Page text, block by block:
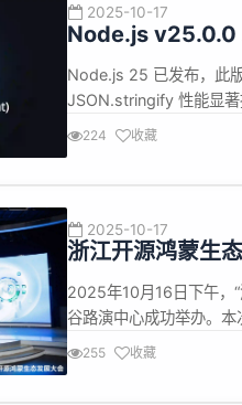
2025-10-17
Node.js v25.0.0
Node.js 25 已发布，此
JSON.stringify 性能显
WebAssembly 和 JIT
224 收藏
2025-10-17
浙江开源鸿蒙生
2025年10月16日下午，
谷路演中心成功举办。
区人民政府承办，华为
255 收藏